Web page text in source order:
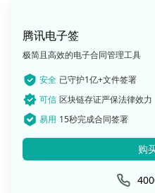
腾讯电子签
极简且高效的电子合同管理工具
安全 已守护1亿+文件签署
可信 区块链存证严保法律效力
易用 15秒完成合同签署
购